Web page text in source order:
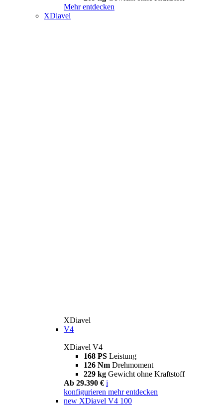
Mehr entdecken
XDiavel
XDiavel
V4
XDiavel V4
168 PS Leistung
126 Nm Drehmoment
229 kg Gewicht ohne Kraftstoff
Ab 29.390 € i
konfigurieren mehr entdecken
new XDiavel V4 100